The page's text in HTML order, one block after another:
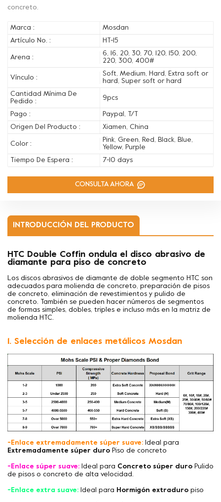
concreto.
Marca :
Mosdan
Artículo No. :
HT-15
Arena :
6, 16, 20, 30, 70, 120, 150, 200,
220, 300, 400#
Vínculo :
Soft, Medium, Hard, Extra soft or
hard, Super soft or hard
Cantidad Mínima De
Pedido :
9pcs
Pago :
Paypal, T/T
Origen Del Producto :
Xiamen, China
Color :
Pink, Green, Red, Black, Blue,
Yellow, Purple
Tiempo De Espera :
7-10 days
CONSULTA AHORA
INTRODUCCIÓN DEL PRODUCTO
HTC Double Coffin ondula el disco abrasivo de
diamante para piso de concreto
Los discos abrasivos de diamante de doble segmento HTC son
adecuados para molienda de concreto, preparación de pisos
de concreto, eliminación de revestimientos y pulido de
concreto. También se pueden hacer números de segmentos
de formas simples, dobles, triples e incluso más en la matriz de
molienda HTC.
1. Selección de enlaces metálicos Mosdan
-Enlace extremadamente súper suave: Ideal para
Extremadamente súper duro Piso de concreto
-Enlace súper suave: Ideal para Concreto súper duro Pulido
de pisos o concreto de alta velocidad.
-Enlace extra suave: Ideal para Hormigón extraduro piso